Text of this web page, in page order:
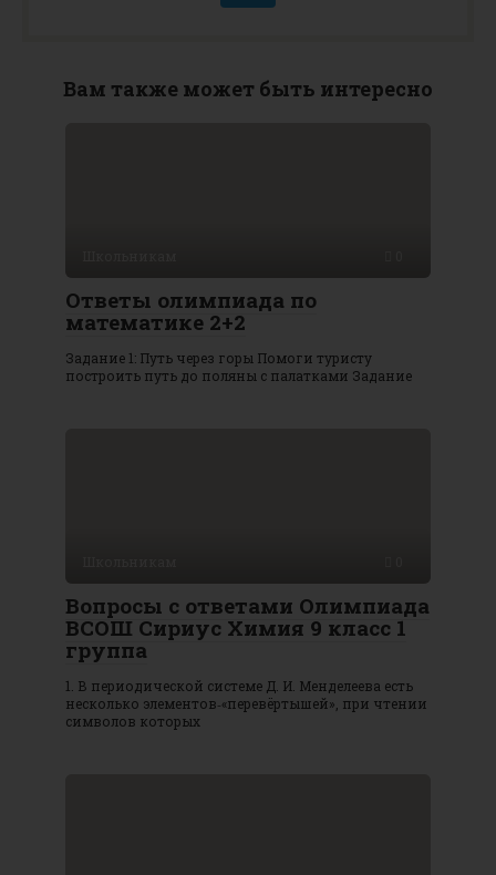
Вам также может быть интересно
Ответы олимпиада по
математике 2+2
Задание 1: Путь через горы Помоги туристу
построить путь до поляны с палатками Задание
Вопросы с ответами Олимпиада
ВСОШ Сириус Химия 9 класс 1
группа
1. В периодической системе Д. И. Менделеева есть
несколько элементов‑«перевёртышей», при чтении
символов которых